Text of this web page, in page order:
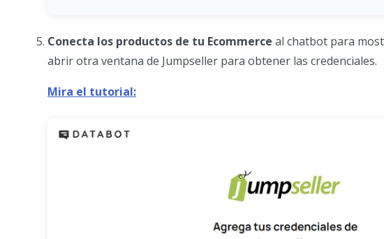
Conecta los productos de tu Ecommerce al chatbot para
abrir otra ventana de Jumpseller para obtener las credenciales.
Mira el tutorial: